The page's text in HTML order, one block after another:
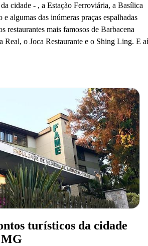
cidade - , a Estação Ferroviária, a Basílica
e algumas das inúmeras praças espalhadas
restaurantes mais famosos de Barbacena
Real, o Joca Restaurante e o Shing Ling. E
turísticos da cidade
MG